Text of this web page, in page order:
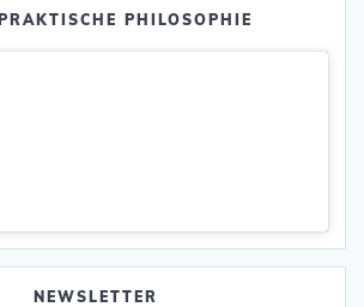
PHILOSOPHIE
NEWSLETTER